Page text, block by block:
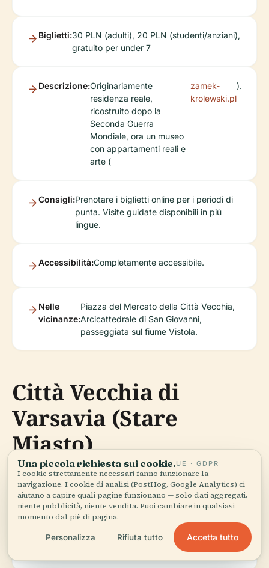
Biglietti:30 PLN (adulti), 20 PLN (studenti/anziani),
gratuito per under 7
Descrizione:Originariamente
residenza reale,
ricostruito dopo la
Seconda Guerra
Mondiale, ora un museo
con appartamenti reali e
arte (
zamek-
krolewski.pl
).
Consigli:Prenotare i biglietti online per i periodi di
punta. Visite guidate disponibili in più
lingue.
Accessibilità:Completamente accessibile.
Nelle
vicinanze:
Piazza del Mercato della Città Vecchia,
Arcicattedrale di San Giovanni,
passeggiata sul fiume Vistola.
Città Vecchia di
Varsavia (Stare
Miasto)
Punti
salienti:
Piazza del Mercato, cattedrale, mura
medievali—libero di esplorare.
Una piccola richiesta sui cookie.UE · GDPR
I cookie strettamente necessari fanno funzionare la
navigazione. I cookie di analisi (PostHog, Google Analytics) ci
aiutano a capire quali pagine funzionano — solo dati aggregati,
niente pubblicità, niente vendita. Puoi cambiare in qualsiasi
momento dal piè di pagina.
Personalizza Rifiuta tutto Accetta tutto